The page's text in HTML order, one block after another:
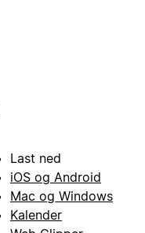
Last ned
iOS og Android
Mac og Windows
Kalender